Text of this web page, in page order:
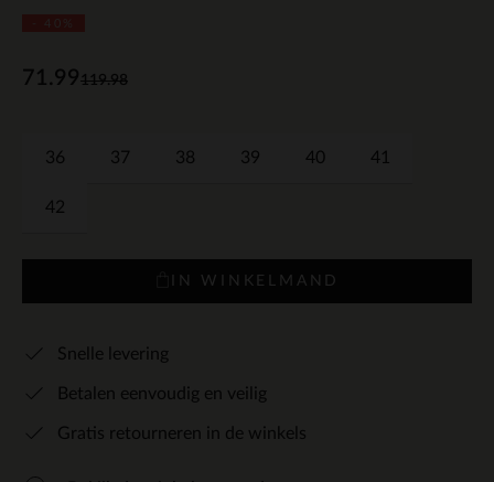
119.98
71.99
36 37 38 39 40 41
42
IN WINKELMAND
Snelle levering
Betalen eenvoudig en veilig
Gratis retourneren in de winkels